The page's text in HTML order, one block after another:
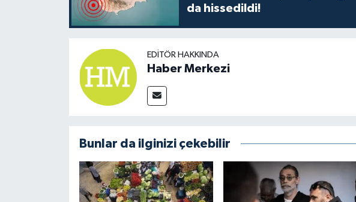
da hissedildi!
EDITÖR HAKKINDA
Haber Merkezi
Bunlar da ilginizi çekebilir